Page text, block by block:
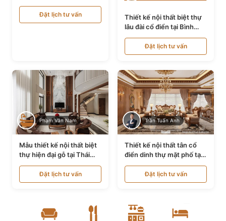
NT24535
Đặt lịch tư vấn
Thiết kế nội thất biệt thự
lâu đài cổ điển tại Bình
Thuận NT21128
Đặt lịch tư vấn
Phạm Văn Nam
Mẫu thiết kế nội thất biệt
thự hiện đại gỗ tại Thái
Bình NT9188719
Đặt lịch tư vấn
Trần Tuấn Anh
Thiết kế nội thất tân cổ
điển dinh thự mặt phố tại
Quảng Ninh NT24531
Đặt lịch tư vấn